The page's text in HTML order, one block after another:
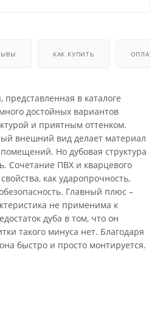
КАК КУПИТЬ ОПЛАТА
в каталоге
достойных вариантов
и приятным оттенком.
внешний вид делает материал
Но дубовая структура
Сочетание ПВХ и кварцевого
как ударопрочность,
Главный плюс –
не применима к
дуба в том, что он
такого минуса нет. Благодаря
быстро и просто монтируется.